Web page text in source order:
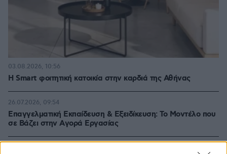
Η Smart φοιτητική κατοικία στην καρδιά της Αθήνας
03.08.2026, 10:56
Επαγγελματική Εκπαίδευση & Εξειδίκευση: Το Mοντέλο που
σε Bάζει στην Aγορά Eργασίας
26.07.2026, 09:54